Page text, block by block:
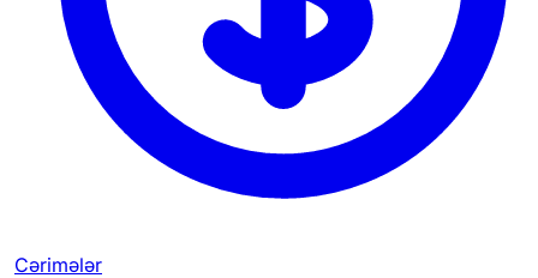
Cərimələr